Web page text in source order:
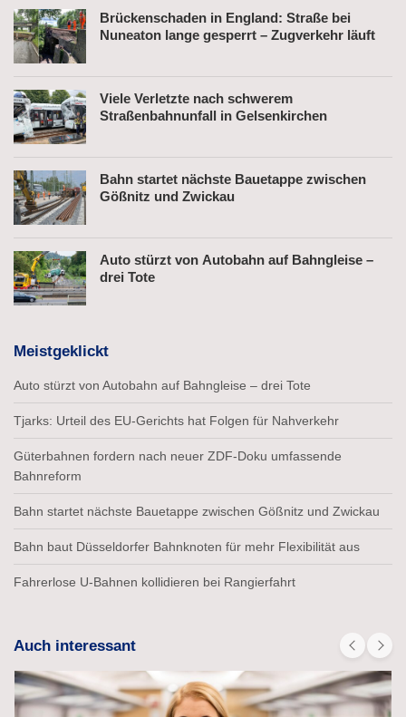
Brückenschaden in England: Straße bei
Nuneaton lange gesperrt – Zugverkehr läuft
Viele Verletzte nach schwerem
Straßenbahnunfall in Gelsenkirchen
Bahn startet nächste Bauetappe zwischen
Gößnitz und Zwickau
Auto stürzt von Autobahn auf Bahngleise –
drei Tote
Meistgeklickt
Auto stürzt von Autobahn auf Bahngleise – drei Tote
Tjarks: Urteil des EU-Gerichts hat Folgen für Nahverkehr
Güterbahnen fordern nach neuer ZDF-Doku umfassende
Bahnreform
Bahn startet nächste Bauetappe zwischen Gößnitz und Zwickau
Bahn baut Düsseldorfer Bahnknoten für mehr Flexibilität aus
Fahrerlose U-Bahnen kollidieren bei Rangierfahrt
Auch interessant